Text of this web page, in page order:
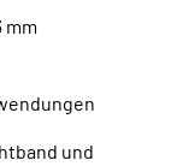
mm
und